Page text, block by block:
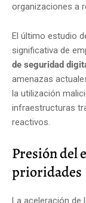
organizaciones a
El último estudio
significativa de
de seguridad
amenazas
la utilización
infraestructuras
reactivos.
Presión del
prioridades
La aceleración de